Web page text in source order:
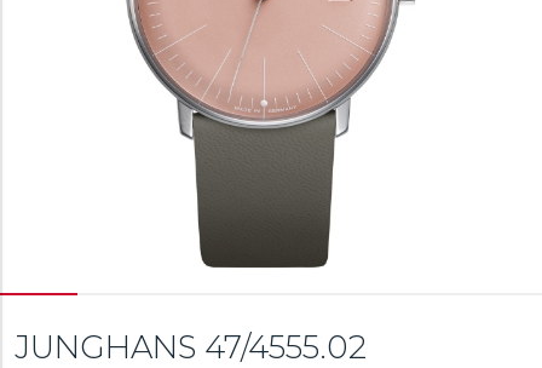
JUNGHANS 47/4555.02